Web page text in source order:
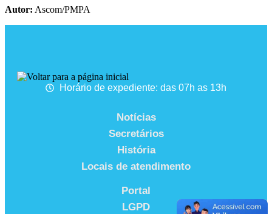
Autor: Ascom/PMPA
Horário de expediente: das 07h as 13h
Notícias
Secretários
História
Locais de atendimento
Portal
LGPD